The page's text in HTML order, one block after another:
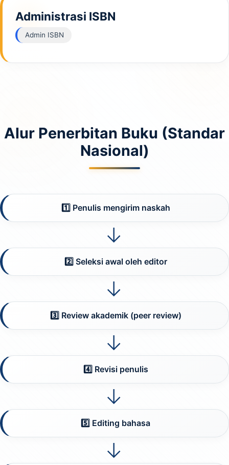
Administrasi ISBN
Admin ISBN
Alur Penerbitan Buku (Standar
Nasional)
1️⃣ Penulis mengirim naskah
→
2️⃣ Seleksi awal oleh editor
→
3️⃣ Review akademik (peer review)
→
4️⃣ Revisi penulis
→
5️⃣ Editing bahasa
→